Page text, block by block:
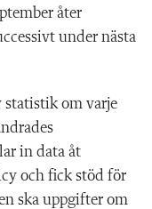
åter
under nästa
statistik om varje
in data åt
och fick stöd för
ska uppgifter om